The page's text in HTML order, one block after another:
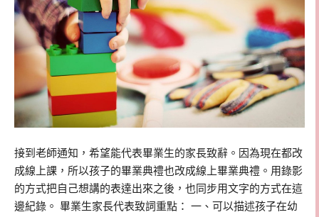
接到老師通知，希望能代表畢業生的家長致辭。因為現在都改
成線上課，所以孩子的畢業典禮也改成線上畢業典禮。用錄影
的方式把自己想講的表達出來之後，也同步用文字的方式在這
邊紀錄。 畢業生家長代表致詞重點： 一、可以描述孩子在幼